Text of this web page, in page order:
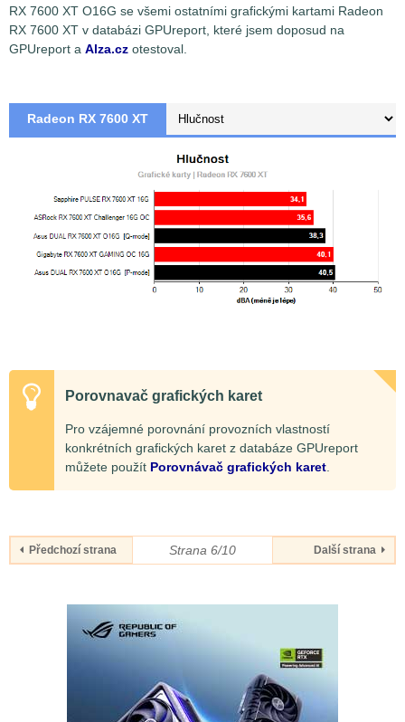
RX 7600 XT O16G se všemi ostatními grafickými kartami Radeon
RX 7600 XT v databázi GPUreport, které jsem doposud na
GPUreport a Alza.cz otestoval.
Radeon RX 7600 XT
Porovnavač grafických karet
Pro vzájemné porovnání provozních vlastností
konkrétních grafických karet z databáze GPUreport
můžete použít Porovnávač grafických karet
Předchozí strana Strana 6/10 Další strana